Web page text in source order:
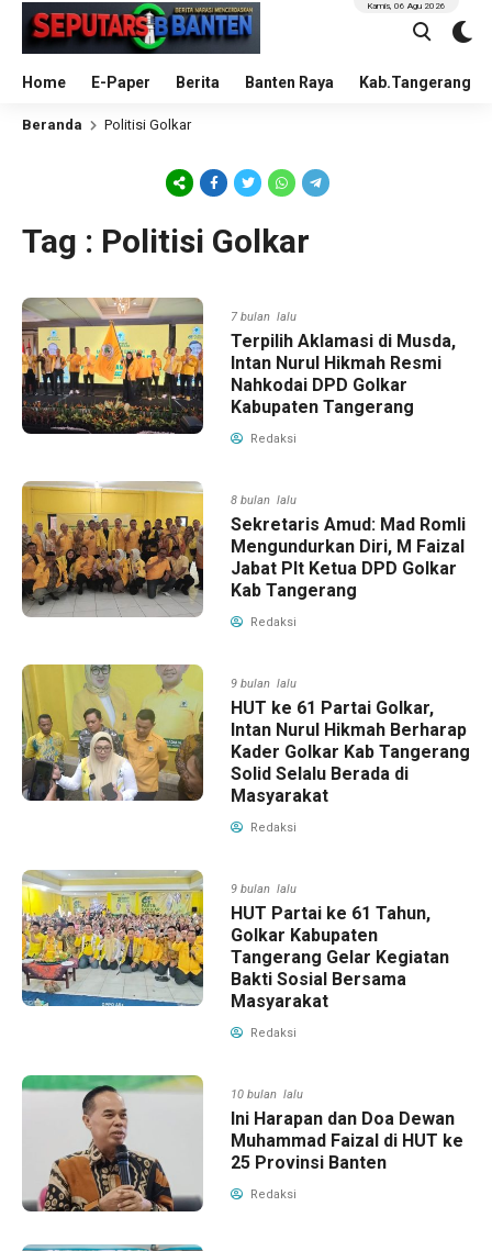
Home E-Paper Berita Banten Raya Kab.Tangerang
Kamis, 06 Agu 2026
Beranda Politisi Golkar
Tag : Politisi Golkar
7 bulan lalu
Terpilih Aklamasi di Musda,
Intan Nurul Hikmah Resmi
Nahkodai DPD Golkar
Kabupaten Tangerang
Redaksi
8 bulan lalu
Sekretaris Amud: Mad Romli
Mengundurkan Diri, M Faizal
Jabat Plt Ketua DPD Golkar
Kab Tangerang
Redaksi
9 bulan lalu
HUT ke 61 Partai Golkar,
Intan Nurul Hikmah Berharap
Kader Golkar Kab Tangerang
Solid Selalu Berada di
Masyarakat
Redaksi
9 bulan lalu
HUT Partai ke 61 Tahun,
Golkar Kabupaten
Tangerang Gelar Kegiatan
Bakti Sosial Bersama
Masyarakat
Redaksi
10 bulan lalu
Ini Harapan dan Doa Dewan
Muhammad Faizal di HUT ke
25 Provinsi Banten
Redaksi